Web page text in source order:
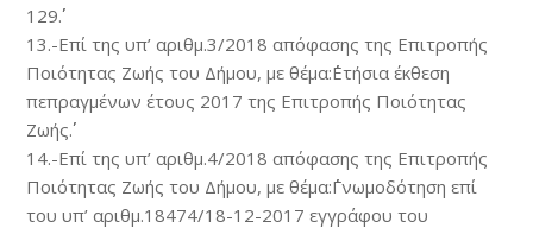
129΄΄.
13.-Επί της υπ’ αριθμ.3/2018 απόφασης της Επιτροπής
Ποιότητας Ζωής του Δήμου, με θέμα:΄΄Ετήσια έκθεση
πεπραγμένων έτους 2017 της Επιτροπής Ποιότητας
Ζωής΄΄.
14.-Επί της υπ’ αριθμ.4/2018 απόφασης της Επιτροπής
Ποιότητας Ζωής του Δήμου, με θέμα:΄΄Γνωμοδότηση επί
του υπ’ αριθμ.18474/18-12-2017 εγγράφου του